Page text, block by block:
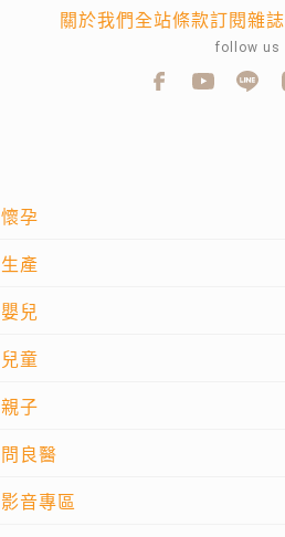
懷孕
生產
嬰兒
兒童
親子
問良醫
影音專區
關於我們全站條款訂閱雜誌
follow us